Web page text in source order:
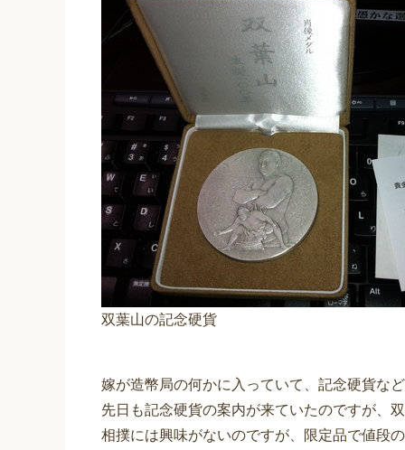
双葉山の記念硬貨
嫁が造幣局の何かに入っていて、記念硬貨な
先日も記念硬貨の案内が来ていたのですが、
相撲には興味がないのですが、限定品で値段